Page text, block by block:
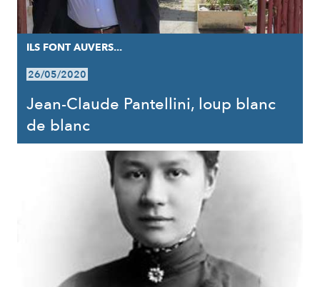
ILS FONT AUVERS...
26/05/2020
Jean-Claude Pantellini, loup blanc
de blanc